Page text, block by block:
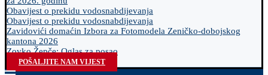
Obavijest o prekidu vodosnabdijevanja
Obavijest o prekidu vodosnabdijevanja
Zavidovići domaćin Izbora za Fotomodela Zeničko-dobojskog
kantona 2026
Zovko Žepče: Oglas za posao
POŠALJITE NAM VIJEST